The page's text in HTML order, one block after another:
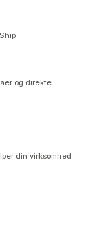
og direkte
din virksomhed